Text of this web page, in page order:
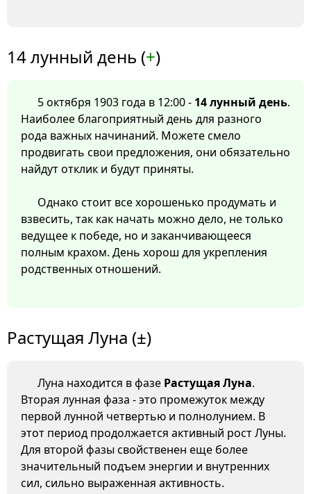
14 лунный день (+)
5 октября 1903 года в 12:00 - 14 лунный день.
Наиболее благоприятный день для разного
рода важных начинаний. Можете смело
продвигать свои предложения, они обязательно
найдут отклик и будут приняты.
Однако стоит все хорошенько продумать и
взвесить, так как начать можно дело, не только
ведущее к победе, но и заканчивающееся
полным крахом. День хорош для укрепления
родственных отношений.
Растущая Луна (±)
Луна находится в фазе Растущая Луна.
Вторая лунная фаза - это промежуток между
первой лунной четвертью и полнолунием. В
этот период продолжается активный рост Луны.
Для второй фазы свойственен еще более
значительный подъем энергии и внутренних
сил, сильно выраженная активность.